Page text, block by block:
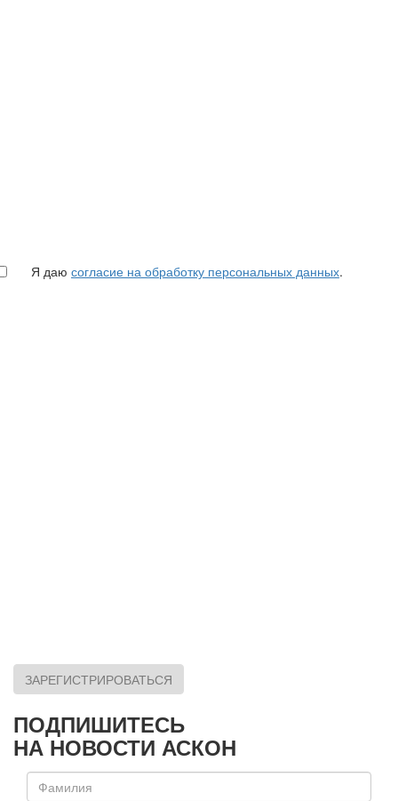
Я даю согласие на обработку персональных данных.
ЗАРЕГИСТРИРОВАТЬСЯ
ПОДПИШИТЕСЬ
НА НОВОСТИ АСКОН